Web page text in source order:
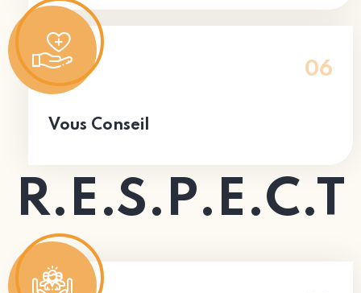
06
Vous Conseil
R.E.S.P.E.C.T